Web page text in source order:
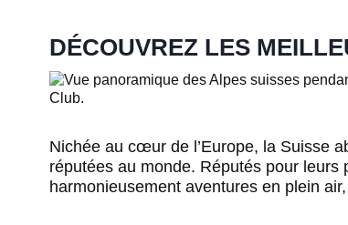
DÉCOUVREZ LES
Nichée au cœur de l’Europe, la Suisse
réputées au monde. Réputés pour leurs
harmonieusement aventures en plein